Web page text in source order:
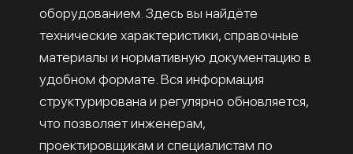
оборудованием. Здесь вы найдёте
технические характеристики, справочные
материалы и нормативную документацию в
удобном формате. Вся информация
структурирована и регулярно обновляется,
что позволяет инженерам,
проектировщикам и специалистам по